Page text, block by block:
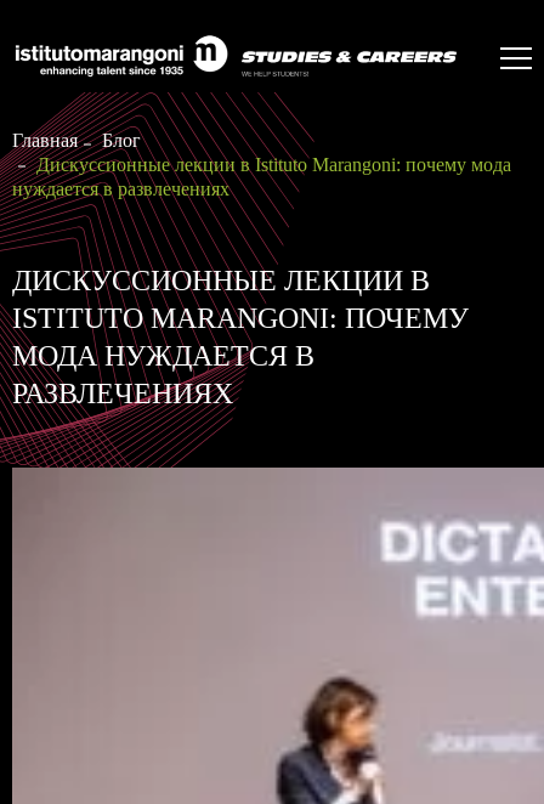
Главная
Блог
Дискуссионные лекции в Istituto Marangoni: почему мода
нуждается в развлечениях
ДИСКУССИОННЫЕ ЛЕКЦИИ В
ISTITUTO MARANGONI: ПОЧЕМУ
МОДА НУЖДАЕТСЯ В
РАЗВЛЕЧЕНИЯХ